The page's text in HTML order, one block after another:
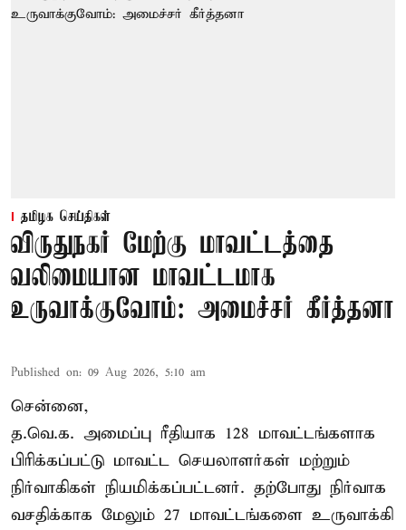
தமிழக செய்திகள்
விருதுநகர் மேற்கு மாவட்டத்தை
வலிமையான மாவட்டமாக
உருவாக்குவோம்: அமைச்சர் கீர்த்தனா
Published on: 09 Aug 2026, 5:10 am
சென்னை,
த.வெ.க. அமைப்பு ரீதியாக 128 மாவட்டங்களாக
பிரிக்கப்பட்டு மாவட்ட செயலாளர்கள் மற்றும்
நிர்வாகிகள் நியமிக்கப்பட்டனர். தற்போது நிர்வாக
வசதிக்காக மேலும் 27 மாவட்டங்களை உருவாக்கி